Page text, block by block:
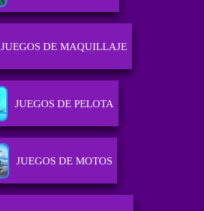
JUEGOS DE MAQUILLAJE
JUEGOS DE PELOTA
JUEGOS DE MOTOS